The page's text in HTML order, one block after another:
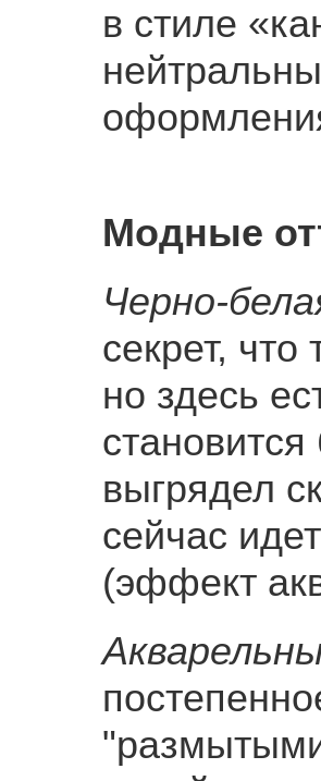
в стиле
Модные
Черно-
секрет,
но здесь
выгрядел
сейчас
(эффект